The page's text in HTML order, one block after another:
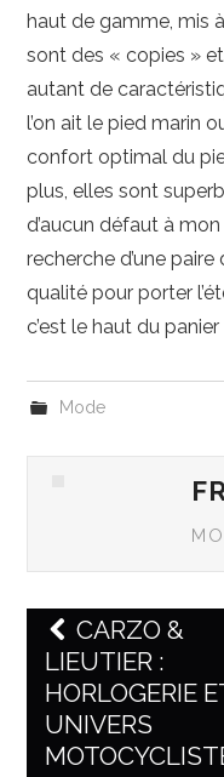
haut de gamme, mis
sont des « copies » et
autant de
l’on ait le pied marin
confort optimal du
plus, elles sont
d’aucun défaut à
recherche d’une
qualité pour porter
c’est le haut du panier
Mode
Post
CARZO &
LIEUTIER :
HORLOGERIE
UNIVERS